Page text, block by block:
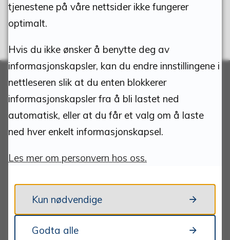
Adresse:
Tynset kommune
Torvgata 1
Org.nr.: 940837685
Kommunenummer: 3427
Bankkonto: 1813 52 30444
tjenestene på våre nettsider ikke fungerer
optimalt.
Hvis du ikke ønsker å benytte deg av
informasjonskapsler, kan du endre innstillingene i
nettleseren slik at du enten blokkerer
informasjonskapsler fra å bli lastet ned
automatisk, eller at du får et valg om å laste
ned hver enkelt informasjonskapsel.
Les mer om personvern hos oss.
Kun nødvendige
Godta alle